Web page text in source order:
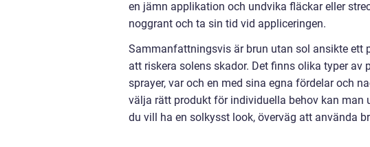
en jämn applikation och undvika fläckar eller
noggrant och ta sin tid vid appliceringen.
Sammanfattningsvis är brun utan sol ansikte ett
att riskera solens skador. Det finns olika typer av
sprayer, var och en med sina egna fördelar och
välja rätt produkt för individuella behov kan
du vill ha en solkysst look, överväg att använda